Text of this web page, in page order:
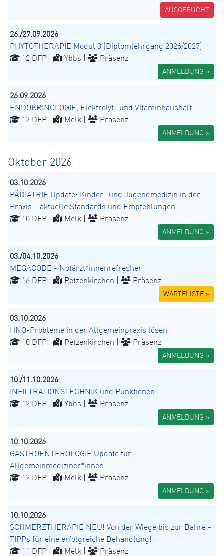
AUSGEBUCHT
26./27.09.2026
PHYTOTHERAPIE Modul 3 (Diplomlehrgang 2026/2027)
12 DFP |
Ybbs | Präsenz
ANMELDUNG »
26.09.2026
ENDOKRINOLOGIE, Elektrolyt- und Vitaminhaushalt
12 DFP |
Melk | Präsenz
ANMELDUNG »
Oktober 2026
03.10.2026
PÄDIATRIE Update: Kinder- und Jugendmedizin in der
Praxis – aktuelle Standards und Empfehlungen
10 DFP |
Melk | Präsenz
ANMELDUNG »
03./04.10.2026
MEGACODE - Notärzt*innenrefresher
16 DFP |
Petzenkirchen | Präsenz
WARTELISTE »
03.10.2026
HNO-Probleme in der Allgemeinpraxis lösen
10 DFP |
Petzenkirchen | Präsenz
ANMELDUNG »
10./11.10.2026
INFILTRATIONSTECHNIK und Punktionen
12 DFP |
Ybbs | Präsenz
ANMELDUNG »
10.10.2026
GASTROENTEROLOGIE Update für
Allgemeinmediziner*innen
12 DFP |
Melk | Präsenz
ANMELDUNG »
10.10.2026
SCHMERZTHERAPIE NEU! Von der Wiege bis zur Bahre -
TIPPs für eine erfolgreiche Behandlung!
11 DFP |
Melk | Präsenz